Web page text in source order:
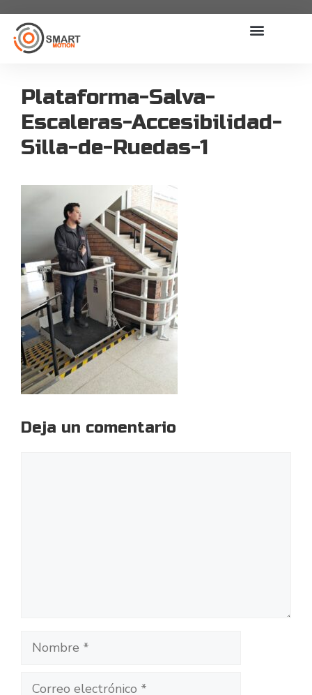
Plataforma-Salva-
Escaleras-Accesibilidad-
Silla-de-Ruedas-1
Deja un comentario